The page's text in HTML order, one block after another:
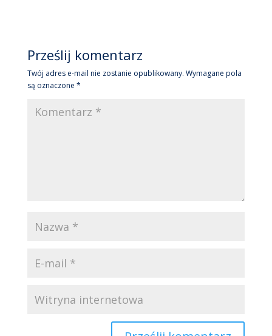
Prześlij komentarz
Twój adres e-mail nie zostanie opublikowany. Wymagane pola
są oznaczone *